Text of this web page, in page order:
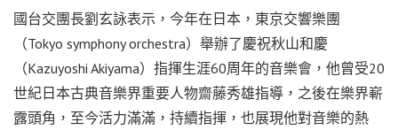
國台交團長劉玄詠表示，今年在日本，東京交響樂團
（Tokyo symphony orchestra）舉辦了慶祝秋山和慶
（Kazuyoshi Akiyama）指揮生涯60周年的音樂會，他曾受20
世紀日本古典音樂界重要人物齋藤秀雄指導，之後在樂界嶄
露頭角，至今活力滿滿，持續指揮，也展現他對音樂的熱